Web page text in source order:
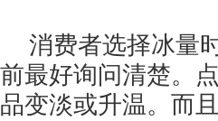
消费者选择冰量
前最好询问清楚。
品变淡或升温。而